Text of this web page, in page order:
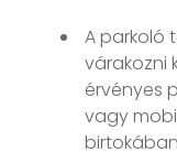
A parkoló
várakozni
érvényes
vagy